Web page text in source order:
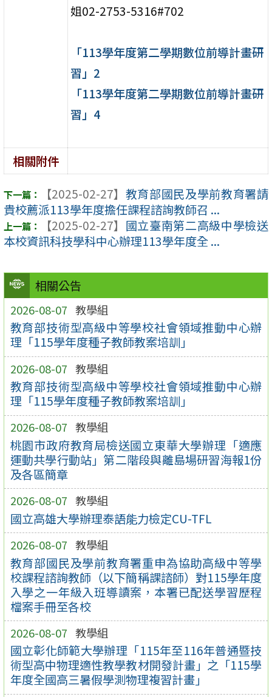
相關公告
2026-08-07 教學組
教育部技術型高級中等學校社會領域推動中心辦
理「115學年度種子教師教案培訓」
2026-08-07 教學組
教育部技術型高級中等學校社會領域推動中心辦
理「115學年度種子教師教案培訓」
2026-08-07 教學組
桃園市政府教育局檢送國立東華大學辦理「適應
運動共學行動站」第二階段與離島場研習海報1份
及各區簡章
2026-08-07 教學組
國立高雄大學辦理泰語能力檢定CU-TFL
2026-08-07 教學組
教育部國民及學前教育署重申為協助高級中等學
校課程諮詢教師（以下簡稱課諮師）對115學年度
入學之一年級入班導讀案，本署已配送學習歷程
檔案手冊至各校
2026-08-07 教學組
國立彰化師範大學辦理「115年至116年普通暨技
術型高中物理適性教學教材開發計畫」之「115學
年度全國高三暑假學測物理複習計畫」
姐02-2753-5316#702
「113學年度第二學期數位前導計畫研
習」2
「113學年度第二學期數位前導計畫研
習」4
相關附件
【2025-02-27】 教育部國民及學前教育署請
貴校薦派113學年度擔任課程諮詢教師召 ...
【2025-02-27】 國立臺南第二高級中學檢送
本校資訊科技學科中心辦理113學年度全 ...